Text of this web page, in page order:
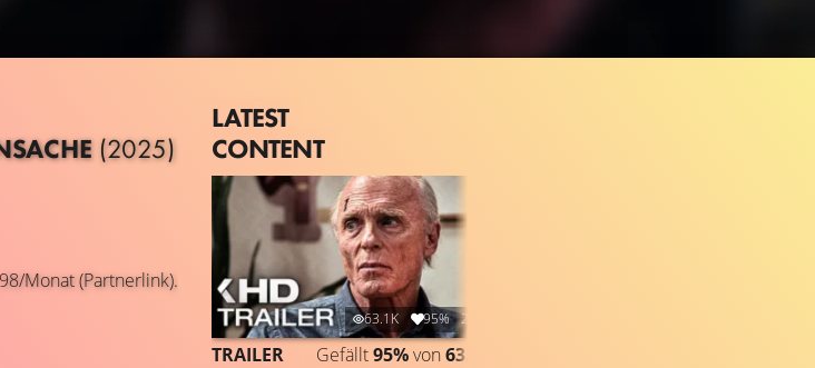
(2025)
Monat (Partnerlink).
LATEST
CONTENT
63.1K 95% 2:33
TRAILER Gefällt95%von63.060